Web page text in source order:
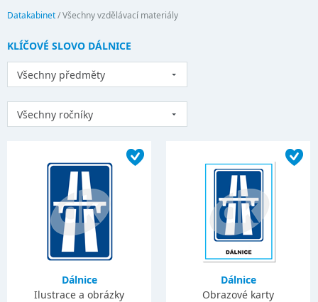
Datakabinet/Všechny vzdělávací materiály
KLÍČOVÉ SLOVO DÁLNICE
Všechny předměty
Všechny ročníky
Dálnice
Ilustrace a obrázky
Dálnice
Obrazové karty